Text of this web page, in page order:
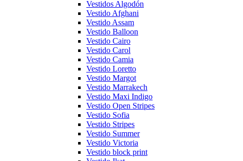
Vestidos Algodón
Vestido Afghani
Vestido Assam
Vestido Balloon
Vestido Cairo
Vestido Carol
Vestido Camia
Vestido Loretto
Vestido Margot
Vestido Marrakech
Vestido Maxi Indigo
Vestido Open Stripes
Vestido Sofia
Vestido Stripes
Vestido Summer
Vestido Victoria
Vestido block print